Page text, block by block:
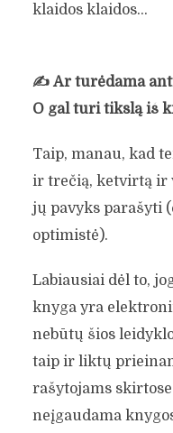
klaidos klaidos…
✍️ Ar turėdama
O gal turi tikslą iš
Taip, manau, kad
ir trečią, ketvirtą ir
jų pavyks parašyti
optimistė).
Labiausiai dėl to,
knyga yra
nebūtų šios
taip ir liktų
rašytojams
neįgaudama